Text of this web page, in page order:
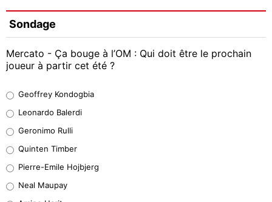
Sondage
Mercato - Ça bouge à l’OM : Qui doit être le prochain
joueur à partir cet été ?
38%
32%
5%
Geoffrey Kondogbia
Leonardo Balerdi
Geronimo Rulli
Quinten Timber
Pierre-Emile Hojbjerg
Neal Maupay